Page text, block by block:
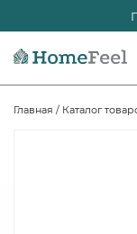
Главная / Каталог